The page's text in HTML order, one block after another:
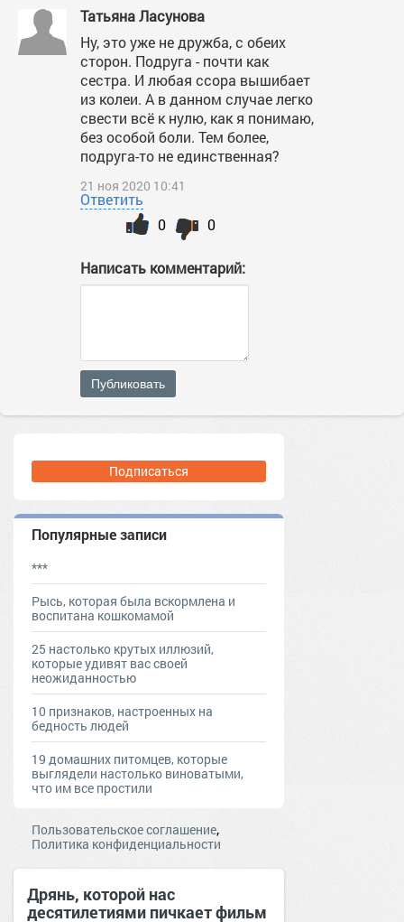
Татьяна Ласунова
Ну, это уже не дружба, с обеих
сторон. Подруга - почти как
сестра. И любая ссора вышибает
из колеи. А в данном случае легко
свести всё к нулю, как я понимаю,
без особой боли. Тем более,
подруга-то не единственная?
21 ноя 2020 10:41
Ответить
0
0
Написать комментарий:
Публиковать
Подписаться
Популярные записи
***
Рысь, которая была вскормлена и
воспитана кошкомамой
25 настолько крутых иллюзий,
которые удивят вас своей
неожиданностью
10 признаков, настроенных на
бедность людей
19 домашних питомцев, которые
выглядели настолько виноватыми,
что им все простили
Пользовательское соглашение,
Политика конфиденциальности
Дрянь, которой нас
десятилетиями пичкает фильм